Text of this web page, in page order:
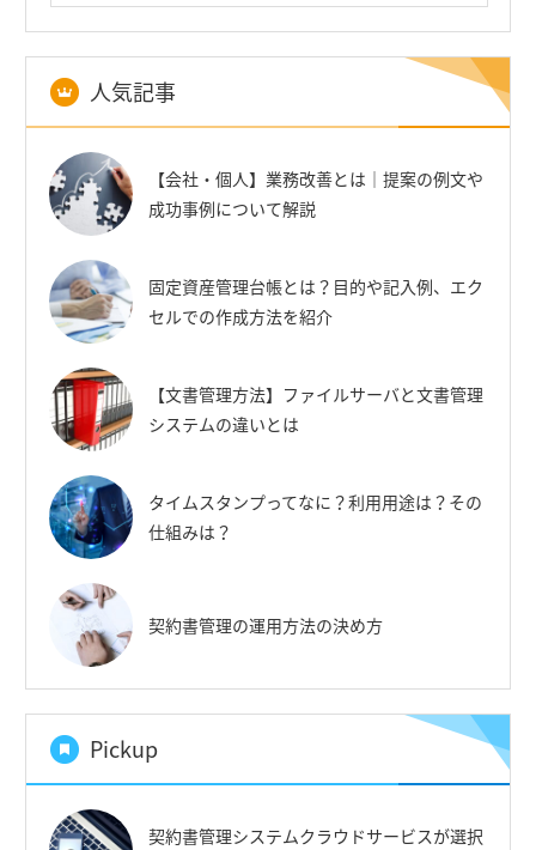
人気記事
【会社・個人】業務改善とは｜提案の例文や
成功事例について解説
固定資産管理台帳とは？目的や記入例、エク
セルでの作成方法を紹介
【文書管理方法】ファイルサーバと文書管理
システムの違いとは
タイムスタンプってなに？利用用途は？その
仕組みは？
契約書管理の運用方法の決め方
Pickup
契約書管理システムクラウドサービスが選択